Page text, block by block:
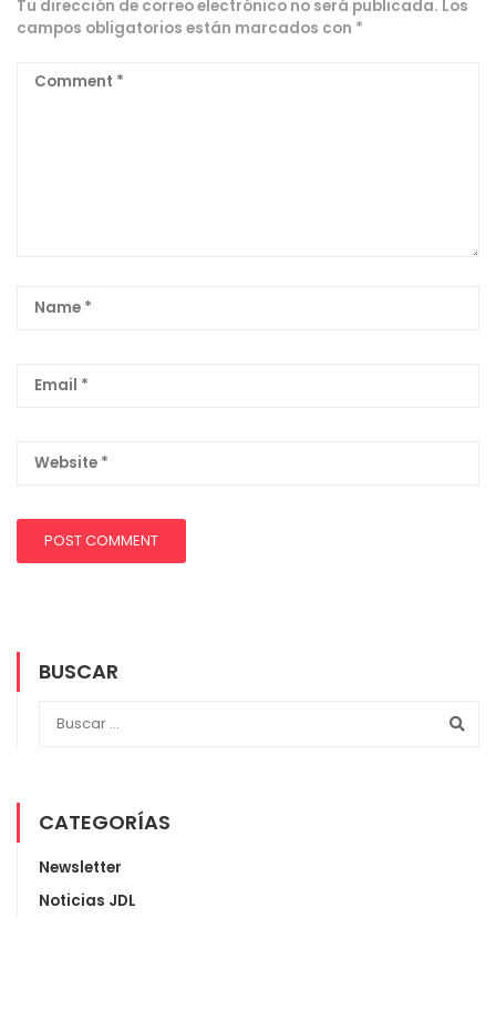
Tu dirección de correo electrónico no será publicada. Los
campos obligatorios están marcados con *
BUSCAR
CATEGORÍAS
Newsletter
Noticias JDL